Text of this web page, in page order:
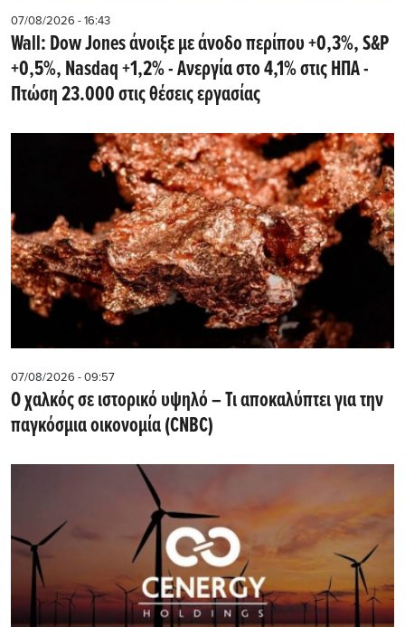
07/08/2026 - 16:43
Wall: Dow Jones άνοιξε με άνοδο περίπου +0,3%, S&P
+0,5%, Nasdaq +1,2% - Ανεργία στο 4,1% στις ΗΠΑ -
Πτώση 23.000 στις θέσεις εργασίας
07/08/2026 - 09:57
Ο χαλκός σε ιστορικό υψηλό – Τι αποκαλύπτει για την
παγκόσμια οικονομία (CNBC)